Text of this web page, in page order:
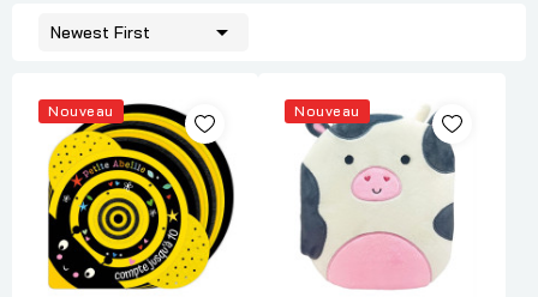
Newest First 
Nouveau Nouveau